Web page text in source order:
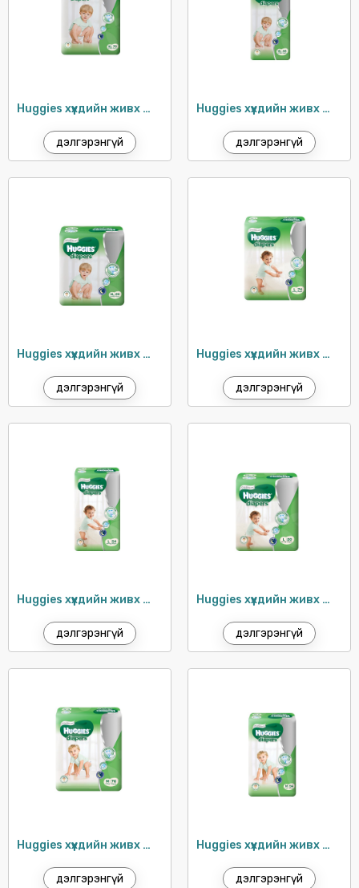
TRESEMME
VASELINE
УТЕНОК
Huggies хүүхдийн живх №5 (12-18кг) / 70ш
дэлгэрэнгүй
Huggies хүүхдийн живх №5 (12-18кг) / 46ш
дэлгэрэнгүй
Huggies хүүхдийн живх №5 (12-18кг) / 20ш
дэлгэрэнгүй
Huggies хүүхдийн живх №4 (10-14кг) / 74ш
дэлгэрэнгүй
Huggies хүүхдийн живх №4 (10-14кг) / 54ш
дэлгэрэнгүй
Huggies хүүхдийн живх №4 (10-14кг) / 20ш
дэлгэрэнгүй
Huggies хүүхдийн живх №3 (7-11кг) / 76ш
дэлгэрэнгүй
Huggies хүүхдийн живх №3 (7-11кг) / 54ш
дэлгэрэнгүй